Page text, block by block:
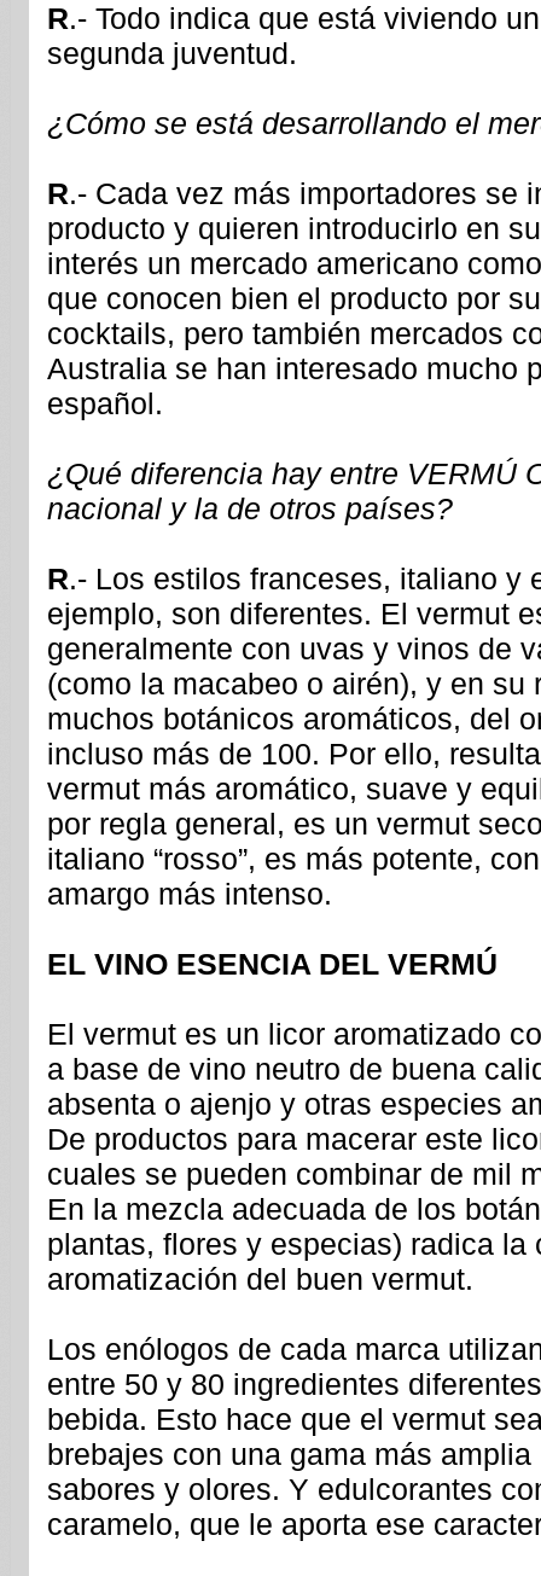
R.- Todo indica que está viviendo
segunda juventud.
¿Cómo se está desarrollando el
R.- Cada vez más importadores se
producto y quieren introducirlo en
interés un mercado americano
que conocen bien el producto por
cocktails, pero también mercados
Australia se han interesado mucho
español.
¿Qué diferencia hay entre VERMÚ
nacional y la de otros países?
R.- Los estilos franceses, italiano y
ejemplo, son diferentes. El vermut
generalmente con uvas y vinos de
(como la macabeo o airén), y en su
muchos botánicos aromáticos, del
incluso más de 100. Por ello,
vermut más aromático, suave y
por regla general, es un vermut
italiano “rosso”, es más potente,
amargo más intenso.
EL VINO ESENCIA DEL VERMÚ
El vermut es un licor aromatizado
a base de vino neutro de buena
absenta o ajenjo y otras especies
De productos para macerar este
cuales se pueden combinar de mil
En la mezcla adecuada de los
plantas, flores y especias) radica la
aromatización del buen vermut.
Los enólogos de cada marca
entre 50 y 80 ingredientes
bebida. Esto hace que el vermut
brebajes con una gama más
sabores y olores. Y edulcorantes
caramelo, que le aporta ese